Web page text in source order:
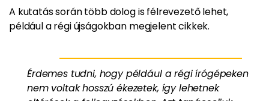
A kutatás során több dolog is félrevezető lehet,
például a régi újságokban megjelent cikkek.
Érdemes tudni, hogy például a régi írógépeken
nem voltak hosszú ékezetek, így lehetnek